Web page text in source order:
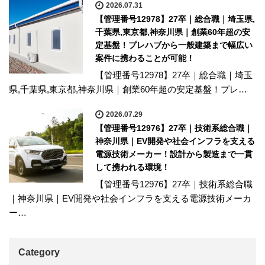
2026.07.31
【管理番号12978】27卒｜総合職｜埼玉県,
千葉県,東京都,神奈川県｜創業60年超の安
定基盤！プレハブから一般建築まで幅広い
案件に携わることが可能！
【管理番号12978】27卒｜総合職｜埼玉
県,千葉県,東京都,神奈川県｜創業60年超の安定基盤！プレ…
2026.07.29
【管理番号12976】27卒｜技術系総合職｜
神奈川県｜EV開発や社会インフラを支える
電源技術メーカー！設計から製造まで一貫
して携われる環境！
【管理番号12976】27卒｜技術系総合職
｜神奈川県｜EV開発や社会インフラを支える電源技術メーカ
ー…
Category